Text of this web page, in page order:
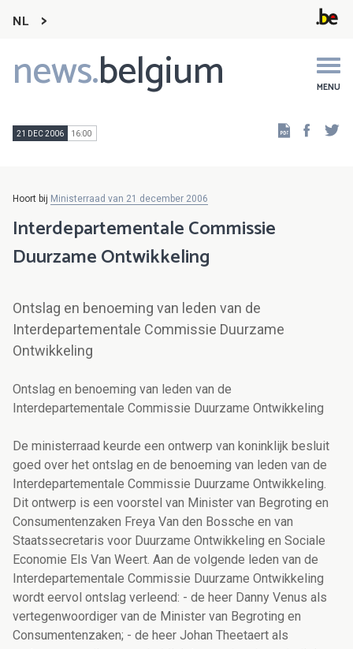
NL
news.belgium MENU
Main
navigation
21 DEC 2006 16:00
Hoort bij Ministerraad van 21 december 2006
Interdepartementale Commissie
Duurzame Ontwikkeling
Ontslag en benoeming van leden van de
Interdepartementale Commissie Duurzame
Ontwikkeling
Ontslag en benoeming van leden van de
Interdepartementale Commissie Duurzame Ontwikkeling
De ministerraad keurde een ontwerp van koninklijk besluit
goed over het ontslag en de benoeming van leden van de
Interdepartementale Commissie Duurzame Ontwikkeling.
Dit ontwerp is een voorstel van Minister van Begroting en
Consumentenzaken Freya Van den Bossche en van
Staatssecretaris voor Duurzame Ontwikkeling en Sociale
Economie Els Van Weert. Aan de volgende leden van de
Interdepartementale Commissie Duurzame Ontwikkeling
wordt eervol ontslag verleend: - de heer Danny Venus als
vertegenwoordiger van de Minister van Begroting en
Consumentenzaken; - de heer Johan Theetaert als